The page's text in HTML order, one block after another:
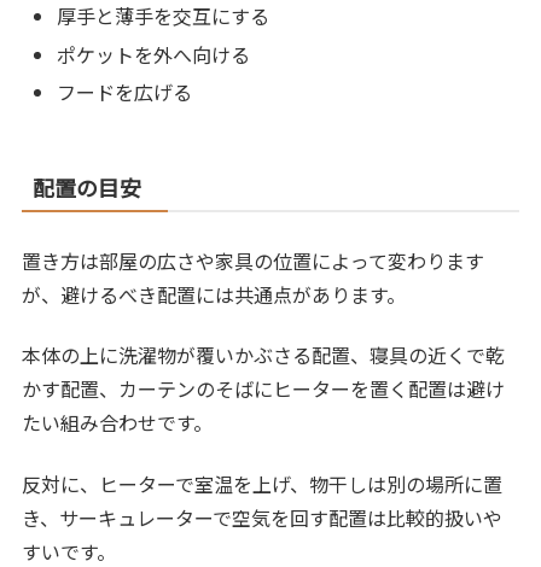
厚手と薄手を交互にする
ポケットを外へ向ける
フードを広げる
配置の目安
置き方は部屋の広さや家具の位置によって変わります
が、避けるべき配置には共通点があります。
本体の上に洗濯物が覆いかぶさる配置、寝具の近くで乾
かす配置、カーテンのそばにヒーターを置く配置は避け
たい組み合わせです。
反対に、ヒーターで室温を上げ、物干しは別の場所に置
き、サーキュレーターで空気を回す配置は比較的扱いや
すいです。